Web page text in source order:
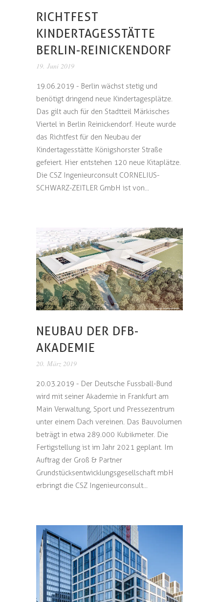
RICHTFEST
KINDERTAGESSTÄTTE
BERLIN-REINICKENDORF
19. Juni 2019
19.06.2019 - Berlin wächst stetig und
benötigt dringend neue Kindertagesplätze.
Das gilt auch für den Stadtteil Märkisches
Viertel in Berlin Reinickendorf. Heute wurde
das Richtfest für den Neubau der
Kindertagesstätte Königshorster Straße
gefeiert. Hier entstehen 120 neue Kitaplätze.
Die CSZ Ingenieurconsult CORNELIUS-
SCHWARZ-ZEITLER GmbH ist von...
NEUBAU DER DFB-
AKADEMIE
20. März 2019
20.03.2019 - Der Deutsche Fussball-Bund
wird mit seiner Akademie in Frankfurt am
Main Verwaltung, Sport und Pressezentrum
unter einem Dach vereinen. Das Bauvolumen
beträgt in etwa 289.000 Kubikmeter. Die
Fertigstellung ist im Jahr 2021 geplant. Im
Auftrag der Groß & Partner
Grundstücksentwicklungsgesellschaft mbH
erbringt die CSZ Ingenieurconsult...